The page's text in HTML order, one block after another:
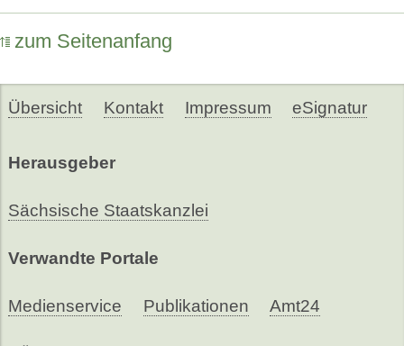
zum Seitenanfang
Übersicht Kontakt Impressum eSignatur
Herausgeber
Sächsische Staatskanzlei
Verwandte Portale
Medienservice Publikationen Amt24